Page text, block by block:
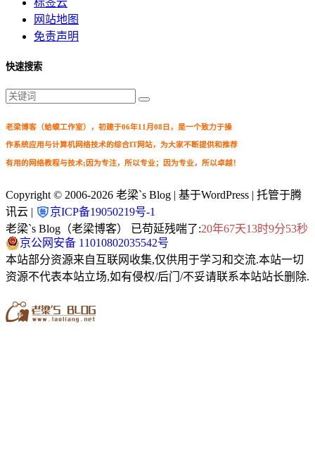
标签云
网站地图
免责声明
快速搜索
老梁博客（蛤蟆工作室），初建于06年11月08日，是一个致力于操
作系统应用与计算机网络技术的综合IT网站，为大家不断提供和推荐
有用的网络教程与技术;因为专注，所以专业；因为专业，所以卓越！
Copyright © 2006-2026 老梁`s Blog | 基于WordPress | 托管于腾
讯云 |
京ICP备19050219号-1
老梁`s Blog（老梁博客） 已苟延残喘了:20年67天13时9分55秒
京公网安备 11010802035542号
本站部分资源来自互联网收集,仅供用于学习和交流.本站一切
资源不代表本站立场,如有侵权/后门/不妥请联系本站站长删除.